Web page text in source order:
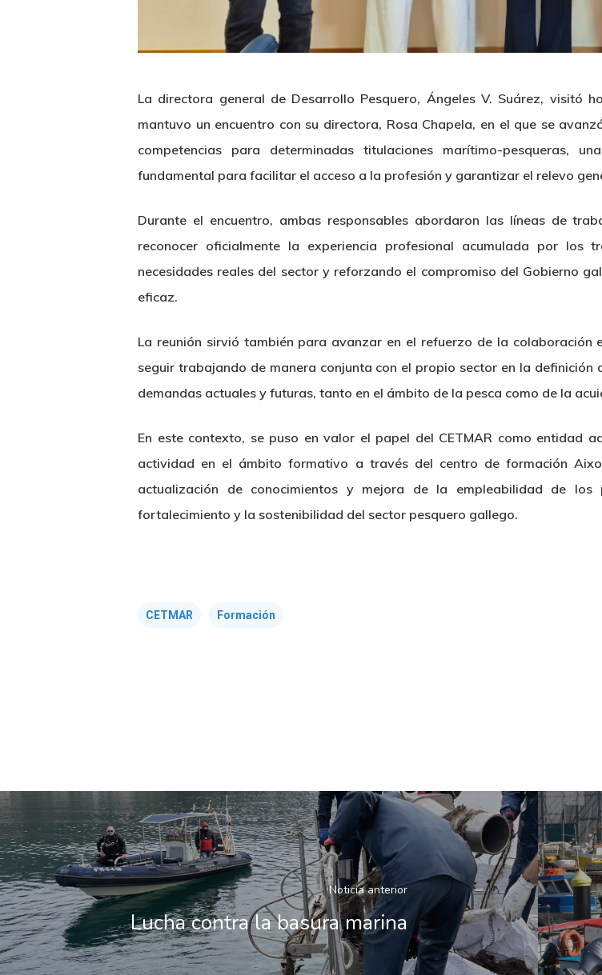
La directora general de Desarrollo Pesquero, Ángeles V. Suárez, visitó
mantuvo un encuentro con su directora, Rosa Chapela, en el que se
competencias para determinadas titulaciones marítimo-pesqueras,
fundamental para facilitar el acceso a la profesión y garantizar el relevo
Durante el encuentro, ambas responsables abordaron las líneas de
reconocer oficialmente la experiencia profesional acumulada por
necesidades reales del sector y reforzando el compromiso del Gobierno
eficaz.
La reunión sirvió también para avanzar en el refuerzo de la
seguir trabajando de manera conjunta con el propio sector en la
demandas actuales y futuras, tanto en el ámbito de la pesca como de la
En este contexto, se puso en valor el papel del CETMAR como entidad
actividad en el ámbito formativo a través del centro de formación
actualización de conocimientos y mejora de la empleabilidad de los
fortalecimiento y la sostenibilidad del sector pesquero gallego.
CETMAR Formación
Noticia anterior
Lucha contra la basura marina